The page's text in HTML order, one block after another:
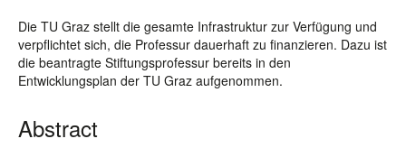
Die TU Graz stellt die gesamte Infrastruktur zur Verfügung und
verpflichtet sich, die Professur dauerhaft zu finanzieren. Dazu ist
die beantragte Stiftungsprofessur bereits in den
Entwicklungsplan der TU Graz aufgenommen.
Abstract